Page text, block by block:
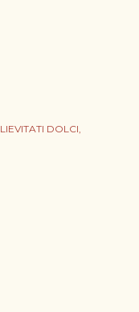
LIEVITATI DOLCI